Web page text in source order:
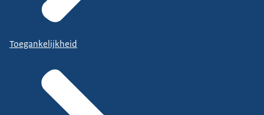
Toegankelijkheid